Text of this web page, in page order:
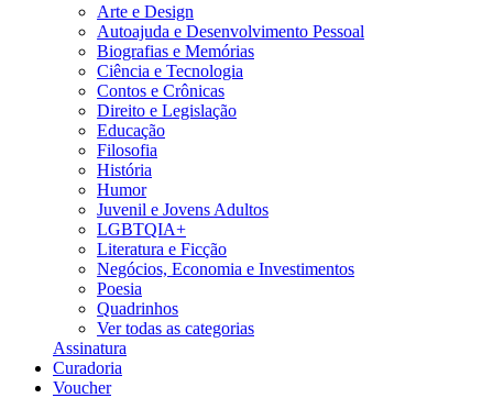
Arte e Design
Autoajuda e Desenvolvimento Pessoal
Biografias e Memórias
Ciência e Tecnologia
Contos e Crônicas
Direito e Legislação
Educação
Filosofia
História
Humor
Juvenil e Jovens Adultos
LGBTQIA+
Literatura e Ficção
Negócios, Economia e Investimentos
Poesia
Quadrinhos
Ver todas as categorias
Assinatura
Curadoria
Voucher